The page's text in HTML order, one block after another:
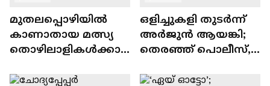
മുതലപ്പൊഴിയിൽ
കാണാതായ മത്സ്യ
തൊഴിലാളികൾക്കാ
സംഘത്തിൻ്റെ
ഒളിച്ചുകളി തുടര്‍ന്ന്
അര്‍ജുൻ ആയങ്കി;
തെരഞ്ഞ് പൊലീസ്,
ബന്ധമുള്ള 21 പേര്‍